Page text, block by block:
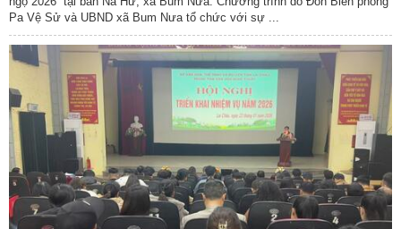
Pa Vệ Sử và UBND xã Bum Nưa tổ chức với sự ...